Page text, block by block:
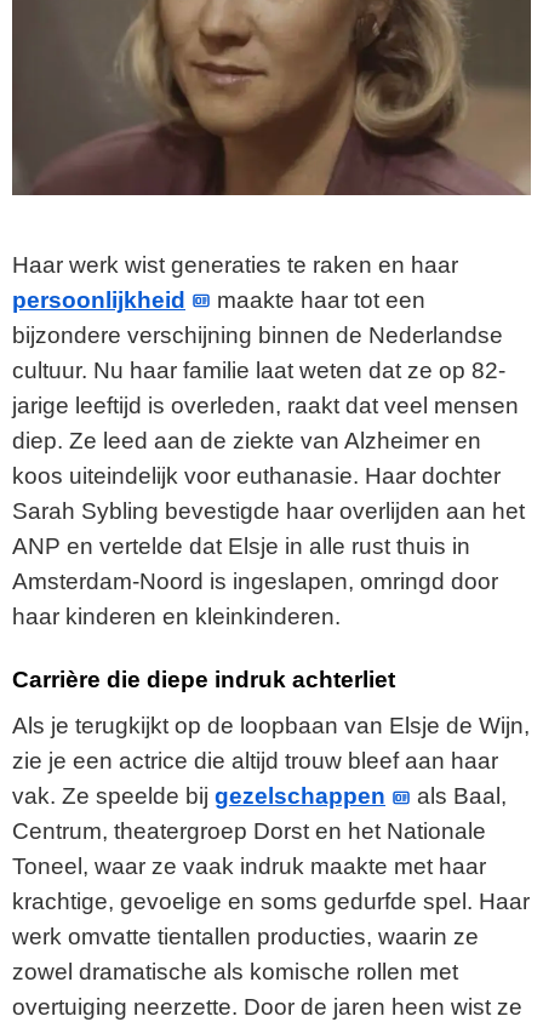
Haar werk wist generaties te raken en haar
persoonlijkheid
maakte haar tot een
bijzondere verschijning binnen de Nederlandse
cultuur. Nu haar familie laat weten dat ze op 82-
jarige leeftijd is overleden, raakt dat veel mensen
diep. Ze leed aan de ziekte van Alzheimer en
koos uiteindelijk voor euthanasie. Haar dochter
Sarah Sybling bevestigde haar overlijden aan het
ANP en vertelde dat Elsje in alle rust thuis in
Amsterdam-Noord is ingeslapen, omringd door
haar kinderen en kleinkinderen.
Carrière die diepe indruk achterliet
Als je terugkijkt op de loopbaan van Elsje de Wijn,
zie je een actrice die altijd trouw bleef aan haar
vak. Ze speelde bij gezelschappen
als Baal,
Centrum, theatergroep Dorst en het Nationale
Toneel, waar ze vaak indruk maakte met haar
krachtige, gevoelige en soms gedurfde spel. Haar
werk omvatte tientallen producties, waarin ze
zowel dramatische als komische rollen met
overtuiging neerzette. Door de jaren heen wist ze